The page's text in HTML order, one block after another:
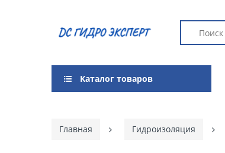
Каталог товаров
Главная Гидроизоляция